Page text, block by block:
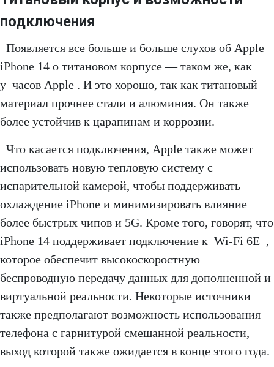
подключения
Появляется все больше и больше слухов об Apple
iPhone 14 о титановом корпусе — таком же, как
у часов Apple . И это хорошо, так как титановый
материал прочнее стали и алюминия. Он также
более устойчив к царапинам и коррозии.
Что касается подключения, Apple также может
использовать новую тепловую систему с
испарительной камерой, чтобы поддерживать
охлаждение iPhone и минимизировать влияние
более быстрых чипов и 5G. Кроме того, говорят, что
iPhone 14 поддерживает подключение к Wi-Fi 6E ,
которое обеспечит высокоскоростную
беспроводную передачу данных для дополненной и
виртуальной реальности. Некоторые источники
также предполагают возможность использования
телефона с гарнитурой смешанной реальности,
выход которой также ожидается в конце этого года.